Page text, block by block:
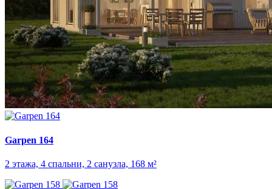
Garpen 164
2 этажа, 4 спальни, 2 санузла, 168 м²